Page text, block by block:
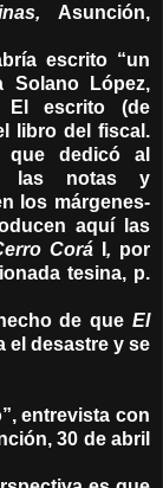
Asunción,
escrito “un
Solano López,
El escrito (de
libro del fiscal.
dedicó al
las notas y
los márgenes-
aquí las
Corá I, por
tesina, p.
de que El
el desastre y se
entrevista con
30 de abril